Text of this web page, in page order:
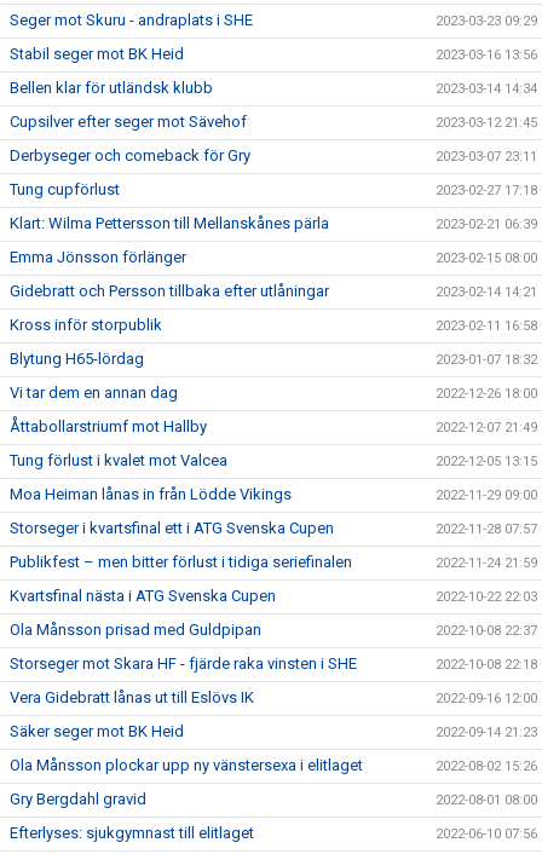
Seger mot Skuru - andraplats i SHE 2023-03-23 09:29
Stabil seger mot BK Heid 2023-03-16 13:56
Bellen klar för utländsk klubb 2023-03-14 14:34
Cupsilver efter seger mot Sävehof 2023-03-12 21:45
Derbyseger och comeback för Gry 2023-03-07 23:11
Tung cupförlust 2023-02-27 17:18
Klart: Wilma Pettersson till Mellanskånes pärla 2023-02-21 06:39
Emma Jönsson förlänger 2023-02-15 08:00
Gidebratt och Persson tillbaka efter utlåningar 2023-02-14 14:21
Kross inför storpublik 2023-02-11 16:58
Blytung H65-lördag 2023-01-07 18:32
Vi tar dem en annan dag 2022-12-26 18:00
Åttabollarstriumf mot Hallby 2022-12-07 21:49
Tung förlust i kvalet mot Valcea 2022-12-05 13:15
Moa Heiman lånas in från Lödde Vikings 2022-11-29 09:00
Storseger i kvartsfinal ett i ATG Svenska Cupen 2022-11-28 07:57
Publikfest – men bitter förlust i tidiga seriefinalen 2022-11-24 21:59
Kvartsfinal nästa i ATG Svenska Cupen 2022-10-22 22:03
Ola Månsson prisad med Guldpipan 2022-10-08 22:37
Storseger mot Skara HF - fjärde raka vinsten i SHE 2022-10-08 22:18
Vera Gidebratt lånas ut till Eslövs IK 2022-09-16 12:00
Säker seger mot BK Heid 2022-09-14 21:23
Ola Månsson plockar upp ny vänstersexa i elitlaget 2022-08-02 15:26
Gry Bergdahl gravid 2022-08-01 08:00
Efterlyses: sjukgymnast till elitlaget 2022-06-10 07:56